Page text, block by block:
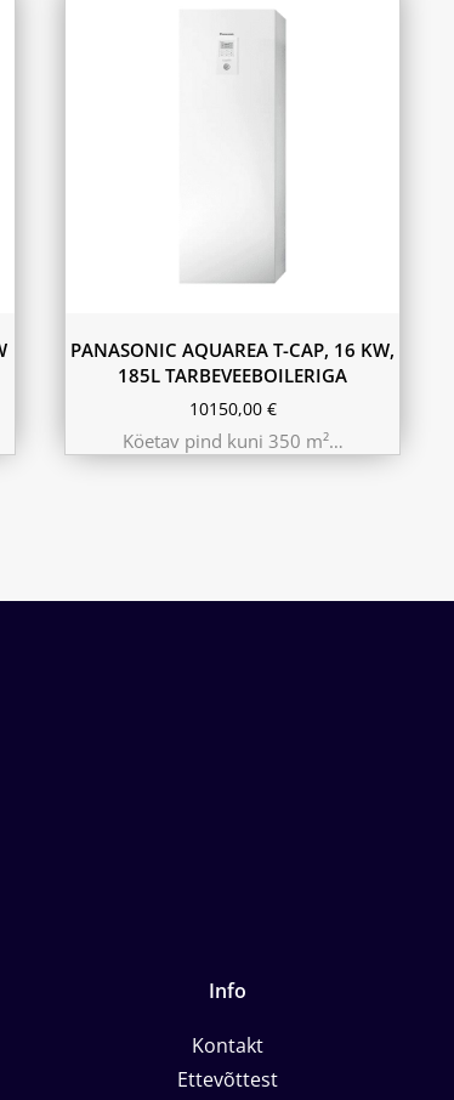
PANASONIC AQUAREA T-CAP, 16 KW,
185L TARBEVEEBOILERIGA
10150,00 €
Köetav pind kuni 350 m²…
Info
Kontakt
Ettevõttest